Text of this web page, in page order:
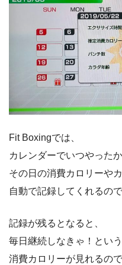
Fit Boxingでは、
カレンダーでいつやった
その日の消費カロリーや
自動で記録してくれるの
記録が残るとなると、
毎日継続しなきゃ！とい
消費カロリーが見れるので